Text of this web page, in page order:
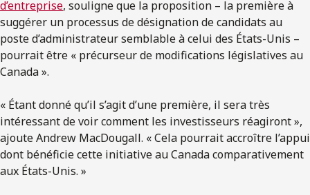
d’entreprise, souligne que la proposition – la première à
suggérer un processus de désignation de candidats au
poste d’administrateur semblable à celui des États-Unis –
pourrait être « précurseur de modifications législatives au
Canada ».
« Étant donné qu’il s’agit d’une première, il sera très
intéressant de voir comment les investisseurs réagiront »,
ajoute Andrew MacDougall. « Cela pourrait accroître l’appui
dont bénéficie cette initiative au Canada comparativement
aux États-Unis. »